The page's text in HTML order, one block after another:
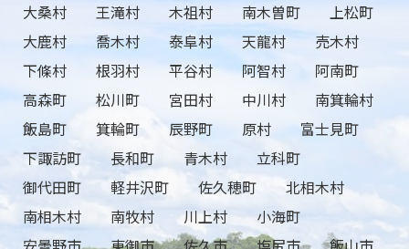
大桑村
王滝村 木祖村 南木曽町
上松町
大鹿村
喬木村 泰阜村 天龍村
売木村
下條村
根羽村 平谷村 阿智村
阿南町
高森町
松川町 宮田村 中川村
南箕輪村
飯島町
箕輪町 辰野町 原村
富士見町
下諏訪町
長和町 青木村
立科町
御代田町
軽井沢町 佐久穂町
北相木村
南相木村
南牧村 川上村
小海町